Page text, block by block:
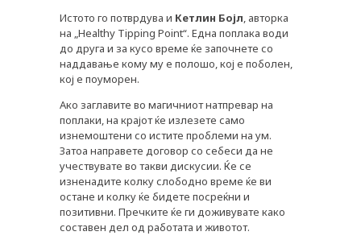
СОВЕТИ
СПИСАНИЕ
КАРИЕРА
КОНТАКТ
Истото го потврдува и Кетлин Бојл, авторка
на „Healthy Tipping Point“. Една поплака води
до друга и за кусо време ќе започнете со
наддавање кому му е полошо, кој е поболен,
кој е поуморен.
Ако заглавите во магичниот натпревар на
поплаки, на крајот ќе излезете само
изнемоштени со истите проблеми на ум.
Затоа направете договор со себеси да не
учествувате во такви дискусии. Ќе се
изненадите колку слободно време ќе ви
остане и колку ќе бидете посреќни и
позитивни. Пречките ќе ги доживувате како
составен дел од работата и животот.